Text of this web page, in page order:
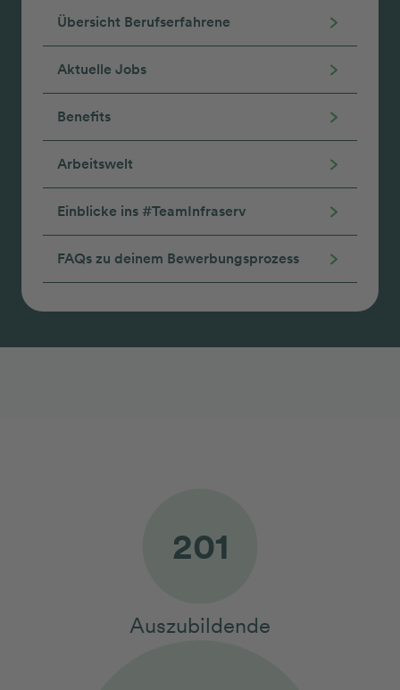
Übersicht Berufserfahrene
Aktuelle Jobs
Benefits
Arbeitswelt
Einblicke ins #TeamInfraserv
FAQs zu deinem Bewerbungsprozess
230
Auszubildende